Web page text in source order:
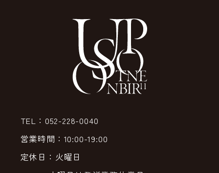
TEL：052-228-0040
営業時間：10:00-19:00
定休日：火曜日